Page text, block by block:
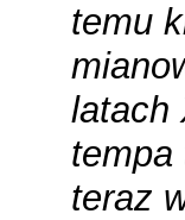
temu
latach
tempa
teraz